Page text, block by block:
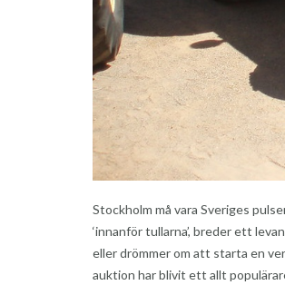
Stockholm må vara Sveriges
‘innanför tullarna’, breder ett
eller drömmer om att starta en
auktion har blivit ett allt